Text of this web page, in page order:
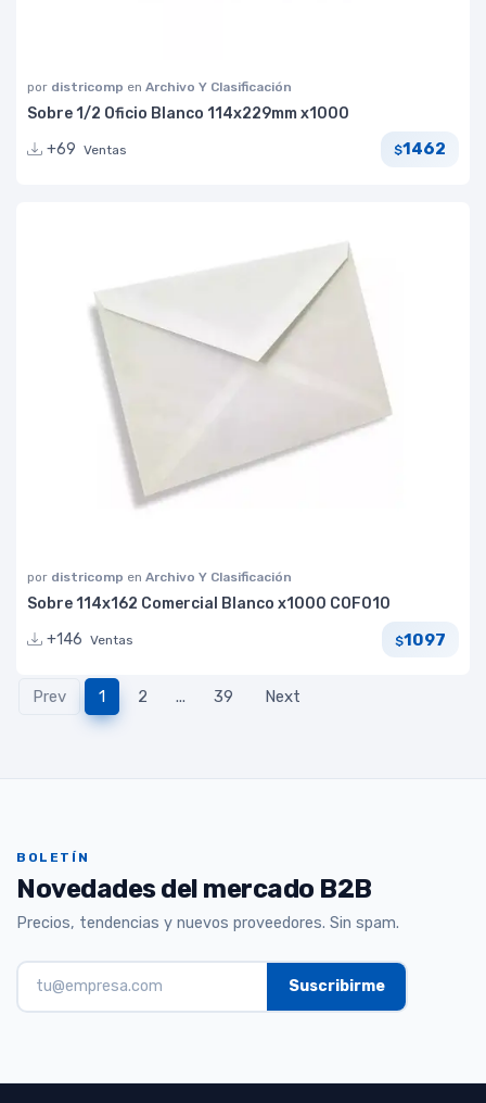
por districomp en Archivo Y Clasificación
Sobre 1/2 Oficio Blanco 114x229mm x1000
+69 Ventas $1462
por districomp en Archivo Y Clasificación
Sobre 114x162 Comercial Blanco x1000 COF010
+146 Ventas $1097
Prev 1 2 ... 39 Next
BOLETÍN
Novedades del mercado B2B
Precios, tendencias y nuevos proveedores. Sin spam.